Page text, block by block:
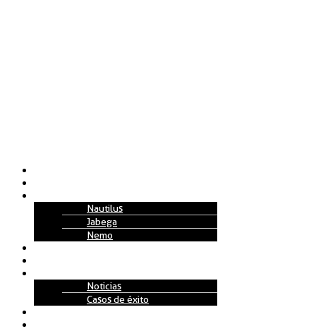
Nautilus
Jabega
Nemo
Noticias
Casos de éxito